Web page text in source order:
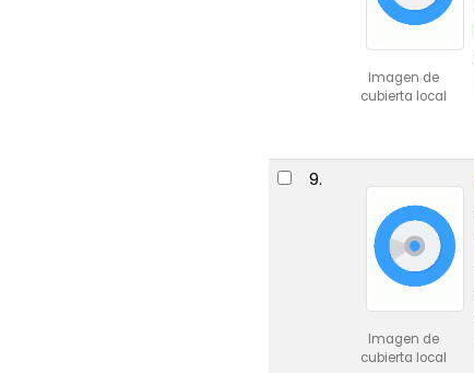
Imagen de
cubierta local
9.
Imagen de
cubierta local